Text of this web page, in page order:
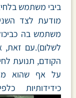
ביבי משתמש
מודעת לצד
משתמש בה
לשלום).עם זאת,
הקודם, תנועת
על אף שהוא
כידידותיות